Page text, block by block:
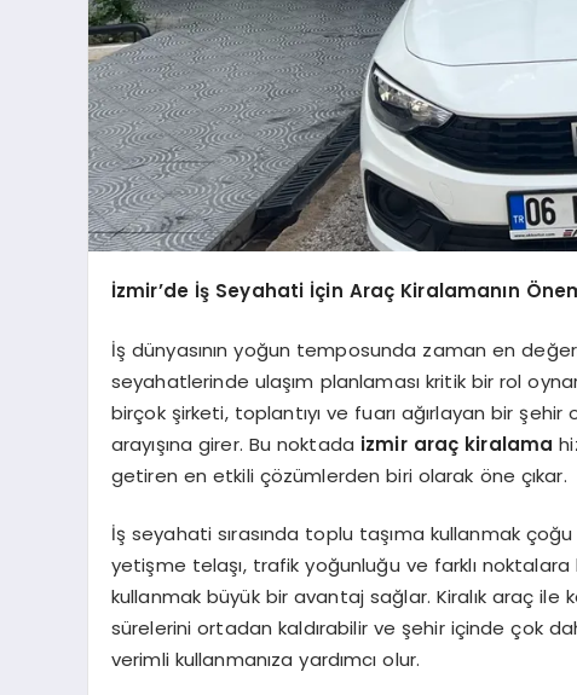
İzmir’de İş Seyahati İçin Araç Kiralamanın
İş dünyasının yoğun temposunda zaman en
seyahatlerinde ulaşım planlaması kritik bir rol
birçok şirketi, toplantıyı ve fuarı ağırlayan bir
arayışına girer. Bu noktada izmir araç kiralama
getiren en etkili çözümlerden biri olarak öne çıkar.
İş seyahati sırasında toplu taşıma kullanmak
yetişme telaşı, trafik yoğunluğu ve farklı
kullanmak büyük bir avantaj sağlar. Kiralık araç
sürelerini ortadan kaldırabilir ve şehir içinde çok
verimli kullanmanıza yardımcı olur.